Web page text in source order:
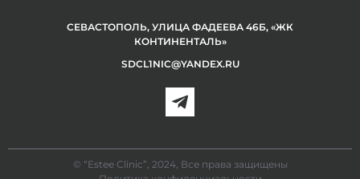
СЕВАСТОПОЛЬ, УЛИЦА ФАДЕЕВА 46Б, «ЖК
КОНТИНЕНТАЛЬ»
SDCL1NIC@YANDEX.RU
© “Estee Clinic”, 2024, Все права защищены